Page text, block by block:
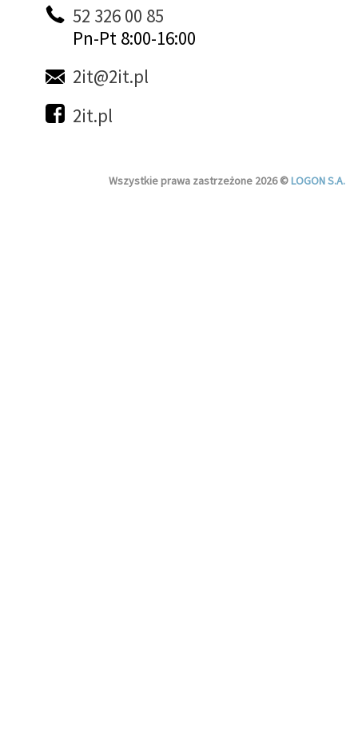
52 326 00 85
Pn-Pt 8:00-16:00
2it@2it.pl
2it.pl
Wszystkie prawa zastrzeżone 2026 ©LOGON S.A.